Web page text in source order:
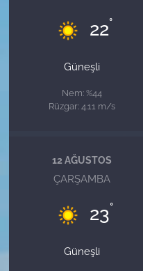
22°
Güneşli
Nem: %44
Rüzgar: 4.11 m/s
12 AĞUSTOS
ÇARŞAMBA
23°
Güneşli